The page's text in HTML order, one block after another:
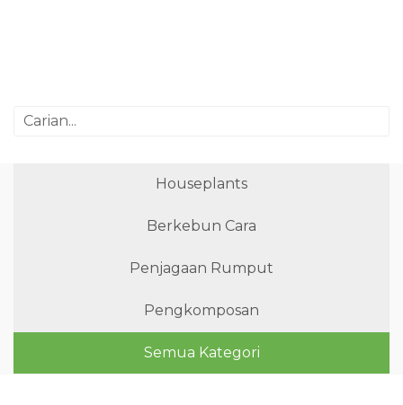
Houseplants
Berkebun Cara
Penjagaan Rumput
Pengkomposan
Semua Kategori